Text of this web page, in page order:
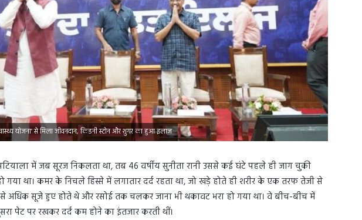
योजना’ से मिला जीवनदान, किडनी स्टोन और शुगर का हुआ इलाज
में जब सूरज निकलता था, तब 46 वर्षीय सुनीता रानी उससे कई घंटे पहले ही जाग चुकी
गया था। कमर के निचले हिस्से में लगातार दर्द रहता था, जो खड़े होते ही शरीर के एक तरफ तेजी से
सूजे हुए होते थे और रसोई तक चलकर जाना भी थकावट भरा हो गया था। वे बीच-बीच में
पेट पर रखकर दर्द कम होने का इंतजार करती थीं।